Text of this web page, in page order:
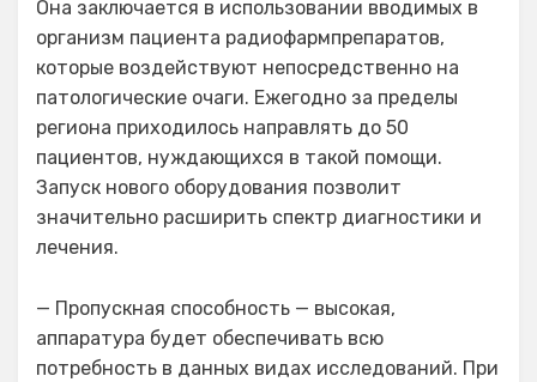
Она заключается в использовании вводимых в
организм пациента радиофармпрепаратов,
которые воздействуют непосредственно на
патологические очаги. Ежегодно за пределы
региона приходилось направлять до 50
пациентов, нуждающихся в такой помощи.
Запуск нового оборудования позволит
значительно расширить спектр диагностики и
лечения.
— Пропускная способность — высокая,
аппаратура будет обеспечивать всю
потребность в данных видах исследований. При